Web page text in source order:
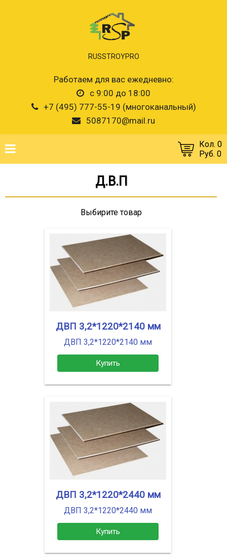
RUSSTROYPRO
Работаем для вас ежедневно:
с 9:00 до 18:00
+7 (495) 777-55-19 (многоканальный)
5087170@mail.ru
Кол. 0
Руб. 0
Д.В.П
Выбирите товар
ДВП 3,2*1220*2140 мм
ДВП 3,2*1220*2140 мм
Купить
ДВП 3,2*1220*2440 мм
ДВП 3,2*1220*2440 мм
Купить